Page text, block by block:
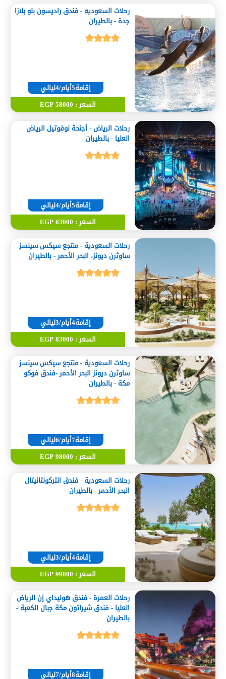
رحلات السعوديه - فندق راديسون بلو بلازا
جدة - بالطيران
إقامة5أيام/4ليالي
السعر : 58000 EGP
رحلات الرياض - أجنحة نوفوتيل الرياض
العليا - بالطيران
إقامة5أيام/4ليالي
السعر : 63000 EGP
رحلات السعودية - منتجع سيكس سينسز
ساوثرن ديونز، البحر الأحمر - بالطيران
إقامة4أيام/3ليالي
السعر : 83000 EGP
رحلات السعودية - منتجع سيكس سينسز
ساوثرن ديونز البحر الأحمر -فندق فوكو
مكة - بالطيران
إقامة7أيام/6ليالي
السعر : 98000 EGP
رحلات السعودية - فندق انتركونتانيتال
البحر الأحمر - بالطيران
إقامة4أيام/3ليالي
السعر : 99000 EGP
رحلات العمرة - فندق هوليداي إن الرياض
العليا - فندق شيراتون مكة جبال الكعبة -
بالطيران
إقامة8أيام/7ليالي